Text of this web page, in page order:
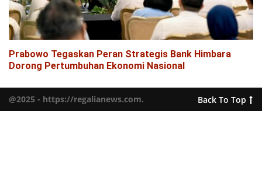
Prabowo Tegaskan Peran Strategis Bank Himbara
Dorong Pertumbuhan Ekonomi Nasional
@2025 - https://regalianews.com. Back To Top